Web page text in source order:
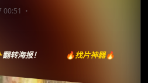
00:51
翻转海报！ 🔥找片神器🔥